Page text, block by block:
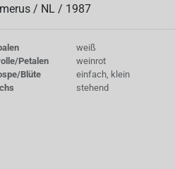
/ NL / 1987
weiß
Petalen
weinrot
Blüte
einfach, klein
stehend